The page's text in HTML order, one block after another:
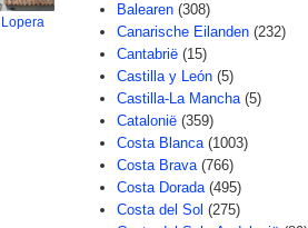
Balearen (308)
Canarische Eilanden (232)
Cantabrië (15)
Castilla y León (5)
Castilla-La Mancha (5)
Catalonië (359)
Costa Blanca (1003)
Costa Brava (766)
Costa Dorada (495)
Costa del Sol (275)